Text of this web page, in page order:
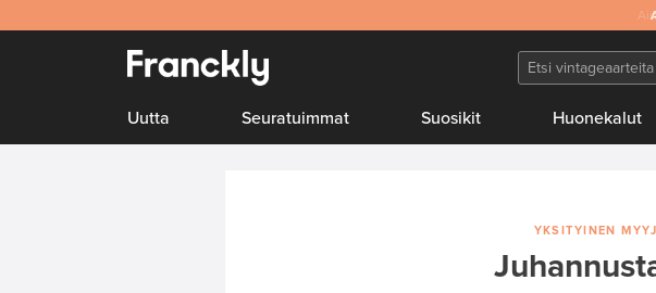
Uutta Seuratuimmat Suosikit Huonekalut
YKSITYINEN